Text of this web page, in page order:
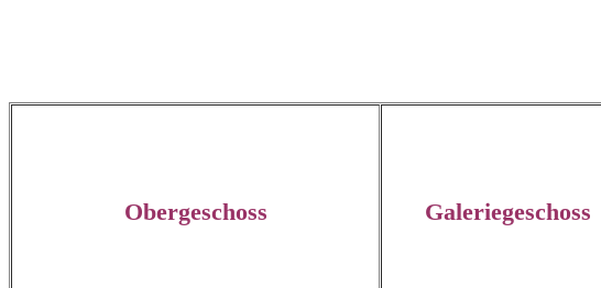
Obergeschoss Galeriegeschoss